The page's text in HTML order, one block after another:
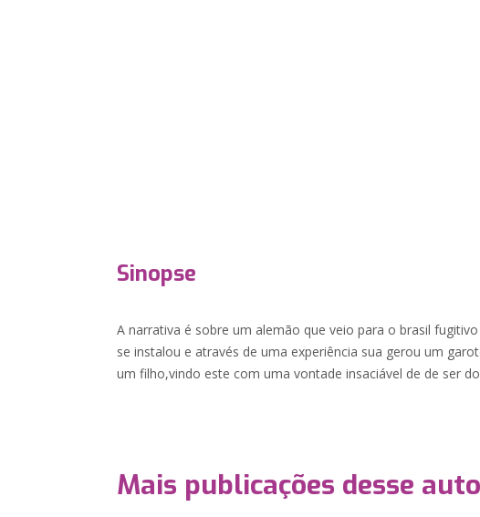
Sinopse
A narrativa é sobre um alemão que veio para o brasil
se instalou e através de uma experiência sua gerou um
um filho,vindo este com uma vontade insaciável de de ser
Mais publicações desse